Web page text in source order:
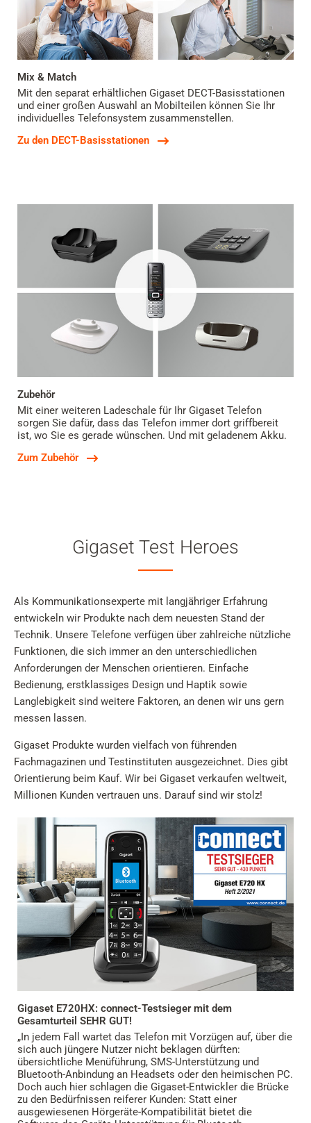
Mix & Match
Mit den separat erhältlichen Gigaset DECT-Basisstationen
und einer großen Auswahl an Mobilteilen können Sie Ihr
individuelles Telefonsystem zusammenstellen.
Zu den DECT-Basisstationen
Zubehör
Mit einer weiteren Ladeschale für Ihr Gigaset Telefon
sorgen Sie dafür, dass das Telefon immer dort griffbereit
ist, wo Sie es gerade wünschen. Und mit geladenem Akku.
Zum Zubehör
Gigaset Test Heroes
Als Kommunikationsexperte mit langjähriger Erfahrung
entwickeln wir Produkte nach dem neuesten Stand der
Technik. Unsere Telefone verfügen über zahlreiche nützliche
Funktionen, die sich immer an den unterschiedlichen
Anforderungen der Menschen orientieren. Einfache
Bedienung, erstklassiges Design und Haptik sowie
Langlebigkeit sind weitere Faktoren, an denen wir uns gern
messen lassen.
Gigaset Produkte wurden vielfach von führenden
Fachmagazinen und Testinstituten ausgezeichnet. Dies gibt
Orientierung beim Kauf. Wir bei Gigaset verkaufen weltweit,
Millionen Kunden vertrauen uns. Darauf sind wir stolz!
Gigaset E720HX: connect-Testsieger mit dem
Gesamturteil SEHR GUT!
„In jedem Fall wartet das Telefon mit Vorzügen auf, über die
sich auch jüngere Nutzer nicht beklagen dürften:
übersichtliche Menüführung, SMS-Unterstützung und
Bluetooth-Anbindung an Headsets oder den heimischen PC.
Doch auch hier schlagen die Gigaset-Entwickler die Brücke
zu den Bedürfnissen reiferer Kunden: Statt einer
ausgewiesenen Hörgeräte-Kompatibilität bietet die